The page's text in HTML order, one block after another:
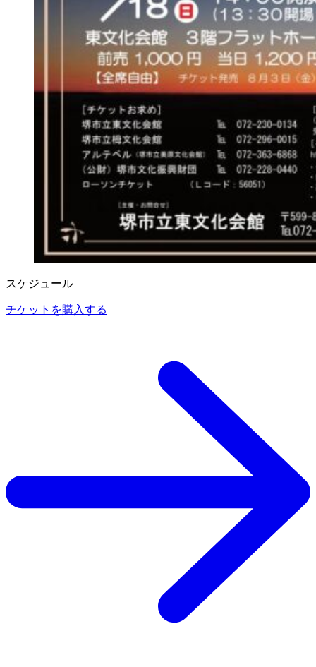
スケジュール
チケットを購入する